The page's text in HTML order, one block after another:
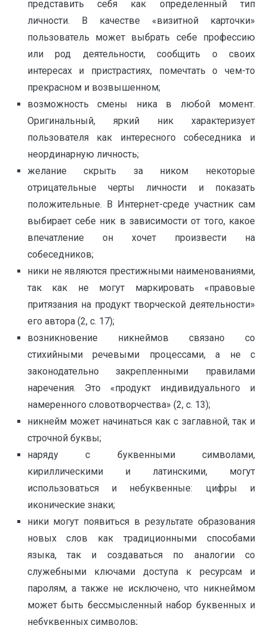
представить себя как определенный тип
личности. В качестве «визитной карточки»
пользователь может выбрать себе профессию
или род деятельности, сообщить о своих
интересах и пристрастиях, помечтать о чем-то
прекрасном и возвышенном;
возможность смены ника в любой момент.
Оригинальный, яркий ник характеризует
пользователя как интересного собеседника и
неординарную личность;
желание скрыть за ником некоторые
отрицательные черты личности и показать
положительные. В Интернет-среде участник сам
выбирает себе ник в зависимости от того, какое
впечатление он хочет произвести на
собеседников;
ники не являются престижными наименованиями,
так как не могут маркировать «правовые
притязания на продукт творческой деятельности»
его автора (2, с. 17);
возникновение никнеймов связано со
стихийными речевыми процессами, а не с
законодательно закрепленными правилами
наречения. Это «продукт индивидуального и
намеренного словотворчества» (2, с. 13);
никнейм может начинаться как с заглавной, так и
строчной буквы;
наряду с буквенными символами,
кириллическими и латинскими, могут
использоваться и небуквенные: цифры и
иконические знаки;
ники могут появиться в результате образования
новых слов как традиционными способами
языка, так и создаваться по аналогии со
служебными ключами доступа к ресурсам и
паролям, а также не исключено, что никнеймом
может быть бессмысленный набор буквенных и
небуквенных символов;